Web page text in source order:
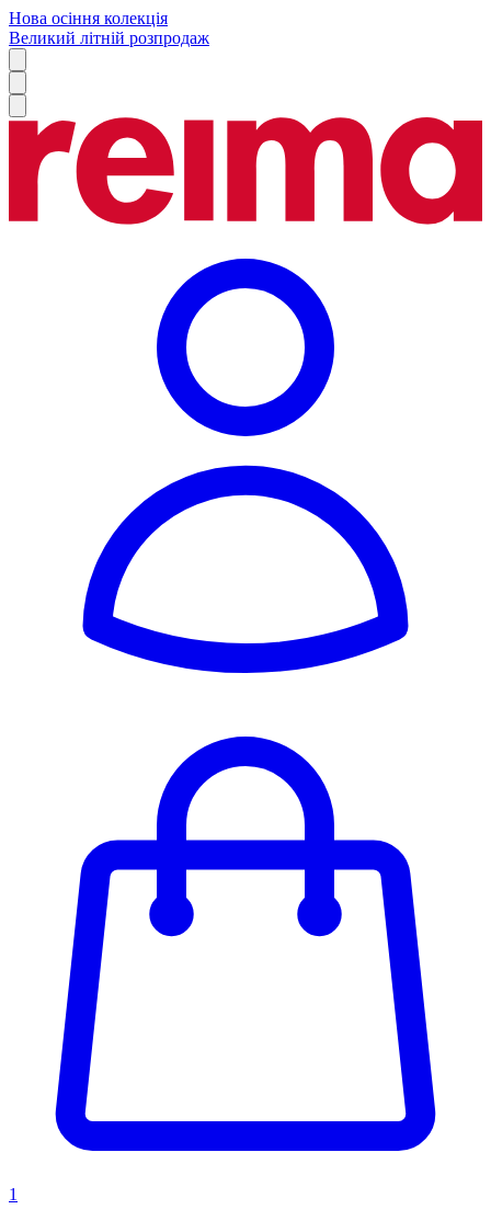
Нова осіння колекція
Великий літній розпродаж
1